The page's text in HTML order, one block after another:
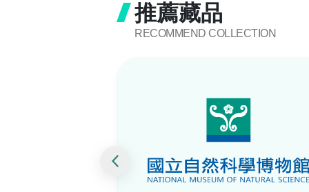
推薦藏品
RECOMMEND COLLECTION